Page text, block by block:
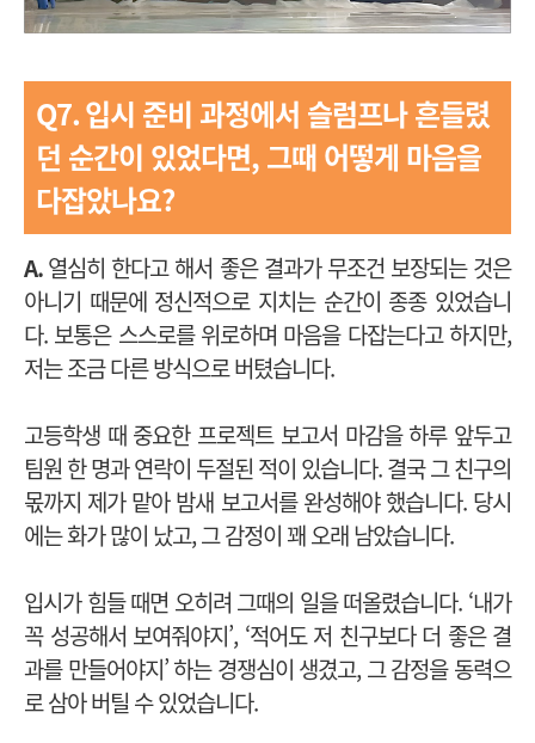
Q7. 입시 준비 과정에서 슬럼프나 흔들렸
던 순간이 있었다면, 그때 어떻게 마음을
다잡았나요?
A. 열심히 한다고 해서 좋은 결과가 무조건 보장되는 것은
아니기 때문에 정신적으로 지치는 순간이 종종 있었습니
다. 보통은 스스로를 위로하며 마음을 다잡는다고 하지만,
저는 조금 다른 방식으로 버텼습니다.
고등학생 때 중요한 프로젝트 보고서 마감을 하루 앞두고
팀원 한 명과 연락이 두절된 적이 있습니다. 결국 그 친구의
몫까지 제가 맡아 밤새 보고서를 완성해야 했습니다. 당시
에는 화가 많이 났고, 그 감정이 꽤 오래 남았습니다.
입시가 힘들 때면 오히려 그때의 일을 떠올렸습니다. ‘내가
꼭 성공해서 보여줘야지’, ‘적어도 저 친구보다 더 좋은 결
과를 만들어야지’ 하는 경쟁심이 생겼고, 그 감정을 동력으
로 삼아 버틸 수 있었습니다.